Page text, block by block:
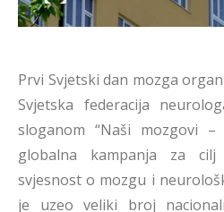
Prvi Svjetski dan mozga
Svjetska federacija
sloganom “Naši mozgovi –
globalna kampanja za
svjesnost o mozgu i
je uzeo veliki broj